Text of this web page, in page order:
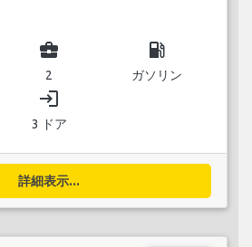
business_center
2
local_gas_station
ガソリン
login
3 ドア
詳細表示...